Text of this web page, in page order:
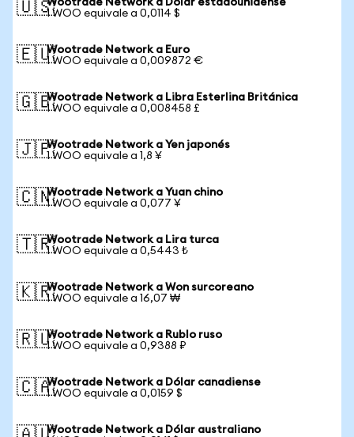
🇺🇸Wootrade Network a Dólar estadounidense
1 WOO equivale a 0,0114 $
🇪🇺Wootrade Network a Euro
1 WOO equivale a 0,009872 €
🇬🇧Wootrade Network a Libra Esterlina Británica
1 WOO equivale a 0,008458 £
🇯🇵Wootrade Network a Yen japonés
1 WOO equivale a 1,8 ¥
🇨🇳Wootrade Network a Yuan chino
1 WOO equivale a 0,077 ¥
🇹🇷Wootrade Network a Lira turca
1 WOO equivale a 0,5443 ₺
🇰🇷Wootrade Network a Won surcoreano
1 WOO equivale a 16,07 ₩
🇷🇺Wootrade Network a Rublo ruso
1 WOO equivale a 0,9388 ₽
🇨🇦Wootrade Network a Dólar canadiense
1 WOO equivale a 0,0159 $
Wootrade Network a Dólar australiano